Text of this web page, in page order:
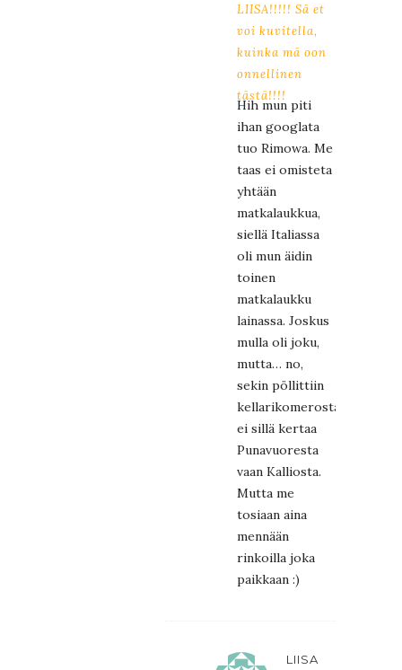
LIISA!!!!! Sä et
voi kuvitella,
kuinka mä oon
onnellinen
tästä!!!!
Hih mun piti
ihan googlata
tuo Rimowa. Me
taas ei omisteta
yhtään
matkalaukkua,
siellä Italiassa
oli mun äidin
toinen
matkalaukku
lainassa. Joskus
mulla oli joku,
mutta… no,
sekin pöllittiin
kellarikomerosta;
ei sillä kertaa
Punavuoresta
vaan Kalliosta.
Mutta me
tosiaan aina
mennään
rinkoilla joka
paikkaan :)
LIISA